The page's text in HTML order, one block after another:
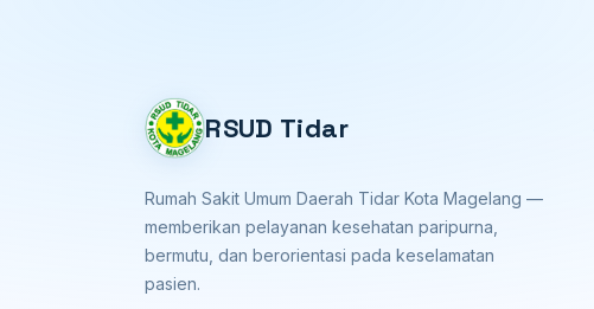
RSUD Tidar
Rumah Sakit Umum Daerah Tidar Kota Magelang —
memberikan pelayanan kesehatan paripurna,
bermutu, dan berorientasi pada keselamatan
pasien.